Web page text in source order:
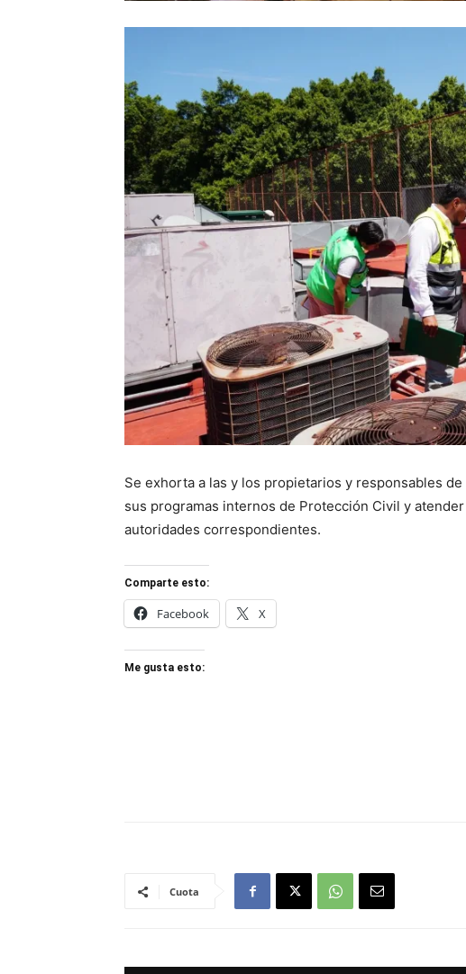
Se exhorta a las y los propietarios y responsables
sus programas internos de Protección Civil y
autoridades correspondientes.
Comparte esto:
Facebook X
Me gusta esto:
Cuota